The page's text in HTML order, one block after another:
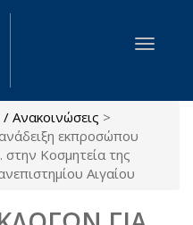
Toggle
Ανακοινώσεις >
εκπροσώπου
Κοσμητεία της
Αιγαίου